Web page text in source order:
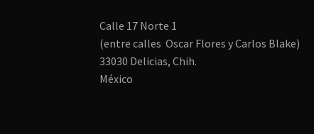
Calle 17 Norte 1
(entre calles Oscar Flores y Carlos Blake)
33030 Delicias, Chih.
México